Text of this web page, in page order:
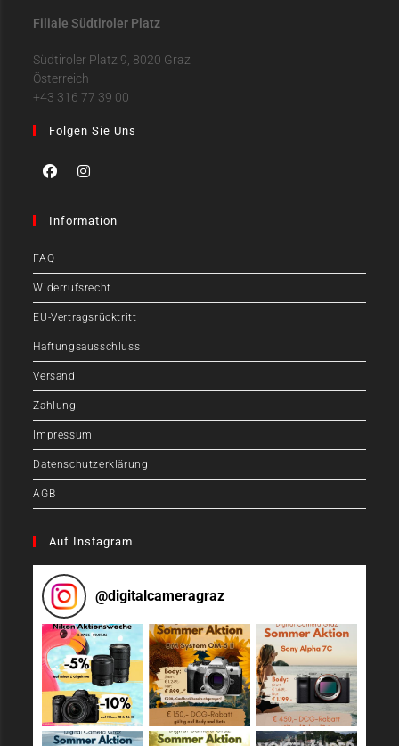
Filiale Südtiroler Platz
Südtiroler Platz 9, 8020 Graz
Österreich
+43 316 77 39 00
Folgen Sie Uns
Information
FAQ
Widerrufsrecht
EU-Vertragsrücktritt
Haftungsausschluss
Versand
Zahlung
Impressum
Datenschutzerklärung
AGB
Auf Instagram
@digitalcameragraz